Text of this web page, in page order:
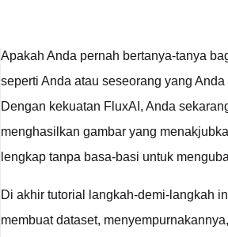
Apakah Anda pernah bertanya-tanya
seperti Anda atau seseorang yang
Dengan kekuatan FluxAI, Anda
menghasilkan gambar yang
lengkap tanpa basa-basi untuk
Di akhir tutorial langkah-demi-langkah
membuat dataset,